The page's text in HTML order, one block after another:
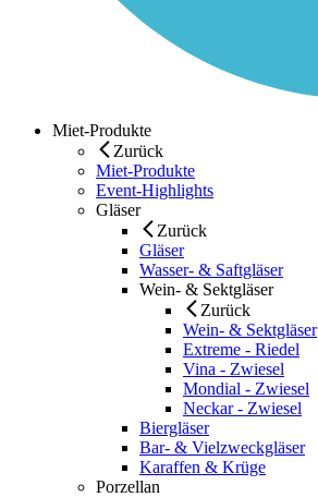
Miet-Produkte
Zurück
Miet-Produkte
Event-Highlights
Gläser
Zurück
Gläser
Wasser- & Saftgläser
Wein- & Sektgläser
Zurück
Wein- & Sektgläser
Extreme - Riedel
Vina - Zwiesel
Mondial - Zwiesel
Neckar - Zwiesel
Biergläser
Bar- & Vielzweckgläser
Karaffen & Krüge
Porzellan